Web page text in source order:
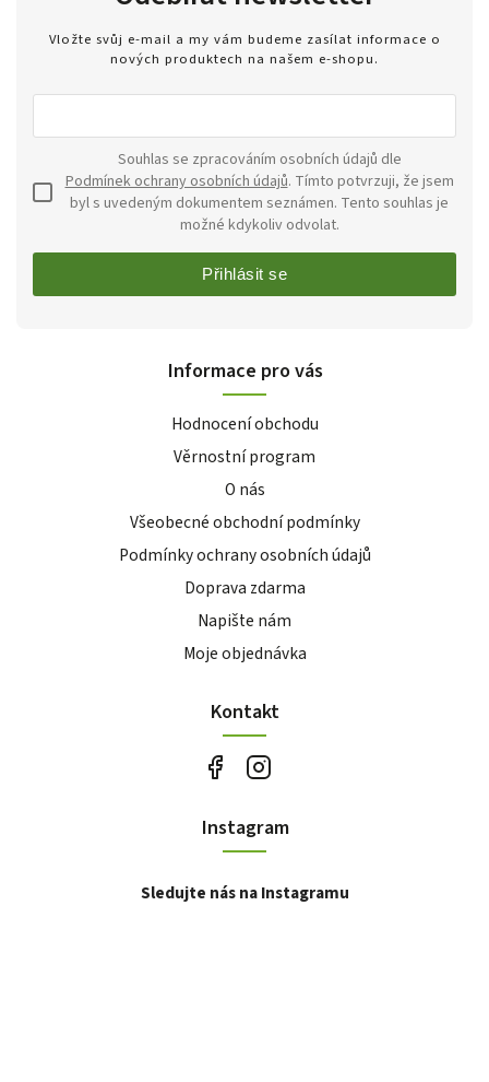
Vložte svůj e-mail a my vám budeme zasílat informace o
nových produktech na našem e-shopu.
Podmínek ochrany osobních údajů. Tímto potvrzuji, že jsem
byl s uvedeným dokumentem seznámen. Tento souhlas je
možné kdykoliv odvolat.
Přihlásit se
Informace pro vás
Hodnocení obchodu
Věrnostní program
O nás
Všeobecné obchodní podmínky
Podmínky ochrany osobních údajů
Doprava zdarma
Napište nám
Moje objednávka
Kontakt
Instagram
Sledujte nás na Instagramu